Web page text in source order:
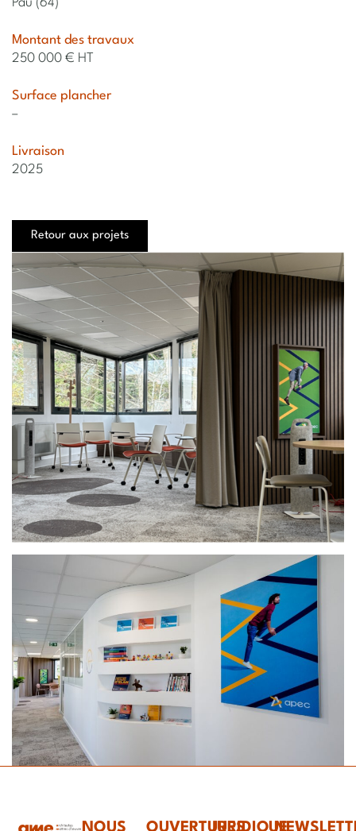
Montant des travaux
250 000 € HT
Surface plancher
–
Livraison
2025
Retour aux projets
NOUS
OUVERTURESJURIDIQUE